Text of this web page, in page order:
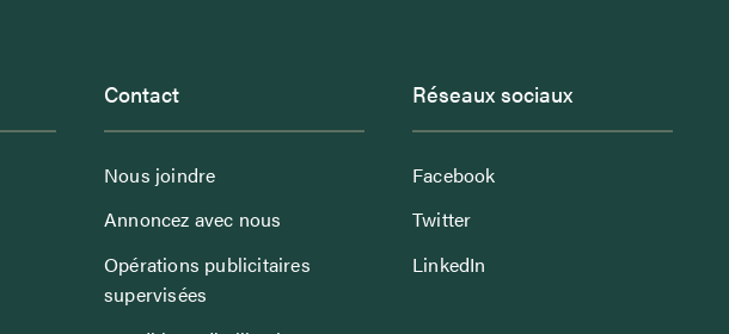
Contact
Nous joindre
Annoncez avec nous
Opérations publicitaires
supervisées
Réseaux sociaux
Facebook
Twitter
LinkedIn